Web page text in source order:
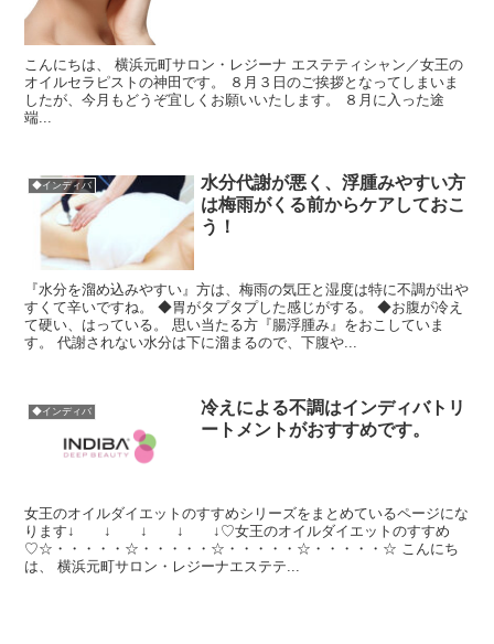
こんにちは、 横浜元町サロン・レジーナ エステティシャン／女王の
オイルセラピストの神田です。 ８月３日のご挨拶となってしまいま
したが、今月もどうぞ宜しくお願いいたします。 ８月に入った途
端...
◆インディバ
水分代謝が悪く、浮腫みやすい方
は梅雨がくる前からケアしておこ
う！
『水分を溜め込みやすい』方は、梅雨の気圧と湿度は特に不調が出や
すくて辛いですね。 ◆胃がタプタプした感じがする。 ◆お腹が冷え
て硬い、はっている。 思い当たる方『腸浮腫み』をおこしていま
す。 代謝されない水分は下に溜まるので、下腹や...
◆インディバ
冷えによる不調はインディバトリ
ートメントがおすすめです。
女王のオイルダイエットのすすめシリーズをまとめているページにな
ります↓ ↓ ↓ ↓ ↓♡女王のオイルダイエットのすすめ
♡☆・・・・・☆・・・・・☆・・・・・☆・・・・・☆ こんにち
は、 横浜元町サロン・レジーナエステテ...